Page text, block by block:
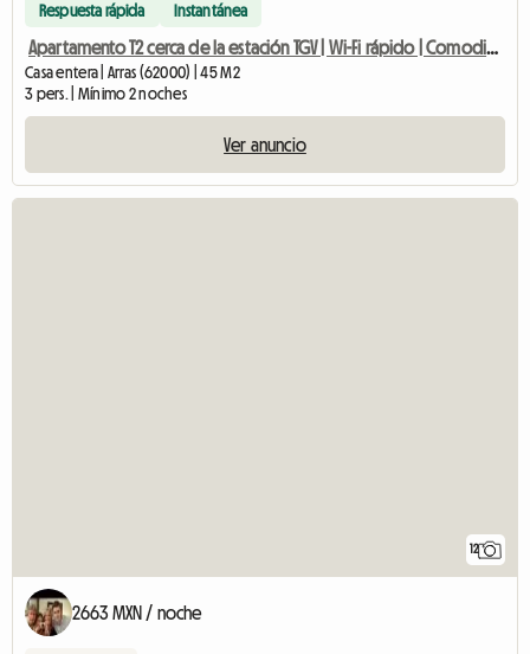
Respuesta rápida Instantánea
Apartamento T2 cerca de la estación TGV | Wi-Fi rápido | Comodidad
Casa entera | Arras (62000) | 45 M2
3 pers. | Mínimo 2 noches
Ver anuncio
12
2663 MXN / noche